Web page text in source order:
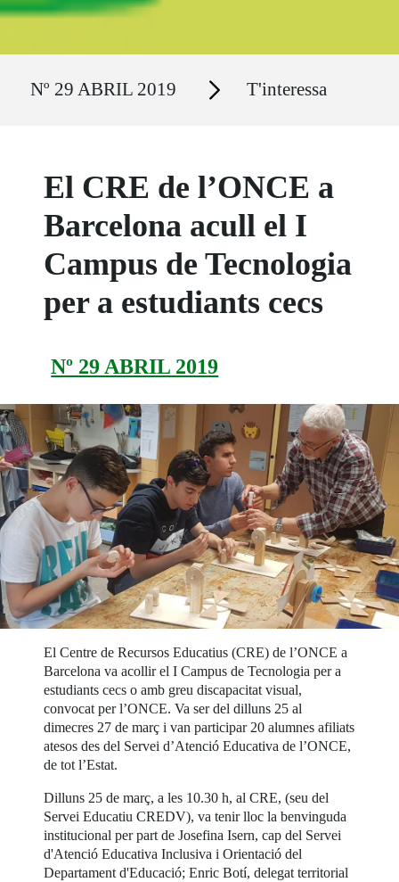
Nº 29 ABRIL 2019 Secciones T'interessa
El CRE de l’ONCE a
Barcelona acull el I
Campus de Tecnologia
per a estudiants cecs
Nº 29 ABRIL 2019
El Centre de Recursos Educatius (CRE) de l’ONCE a
Barcelona va acollir el I Campus de Tecnologia per a
estudiants cecs o amb greu discapacitat visual,
convocat per l’ONCE. Va ser del dilluns 25 al
dimecres 27 de març i van participar 20 alumnes afiliats
atesos des del Servei d’Atenció Educativa de l’ONCE,
de tot l’Estat.
Dilluns 25 de març, a les 10.30 h, al CRE, (seu del
Servei Educatiu CREDV), va tenir lloc la benvinguda
institucional per part de Josefina Isern, cap del Servei
d'Atenció Educativa Inclusiva i Orientació del
Departament d'Educació; Enric Botí, delegat territorial